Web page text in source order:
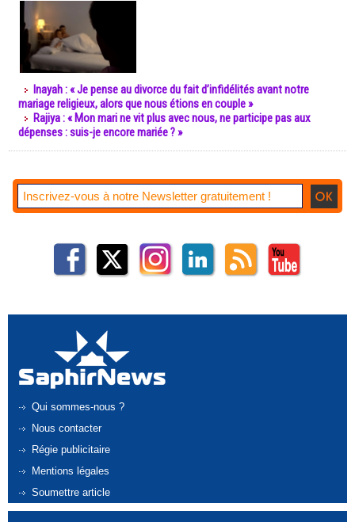
Inayah : « Je pense au divorce du fait d’infidélités avant notre
mariage religieux, alors que nous étions en couple »
Rajiya : « Mon mari ne vit plus avec nous, ne participe pas aux
dépenses : suis-je encore mariée ? »
Qui sommes-nous ?
Nous contacter
Régie publicitaire
Mentions légales
Soumettre article